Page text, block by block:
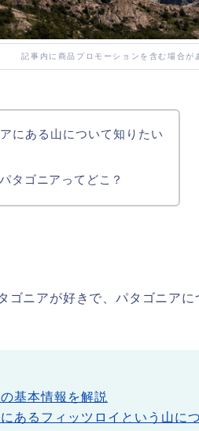
記事内に商品プロモーションを含む場合が
にある山について知りたい
タゴニアってどこ？
ゴニアが好きで、パタゴニアに
基本情報を解説
あるフィッツロイという山に